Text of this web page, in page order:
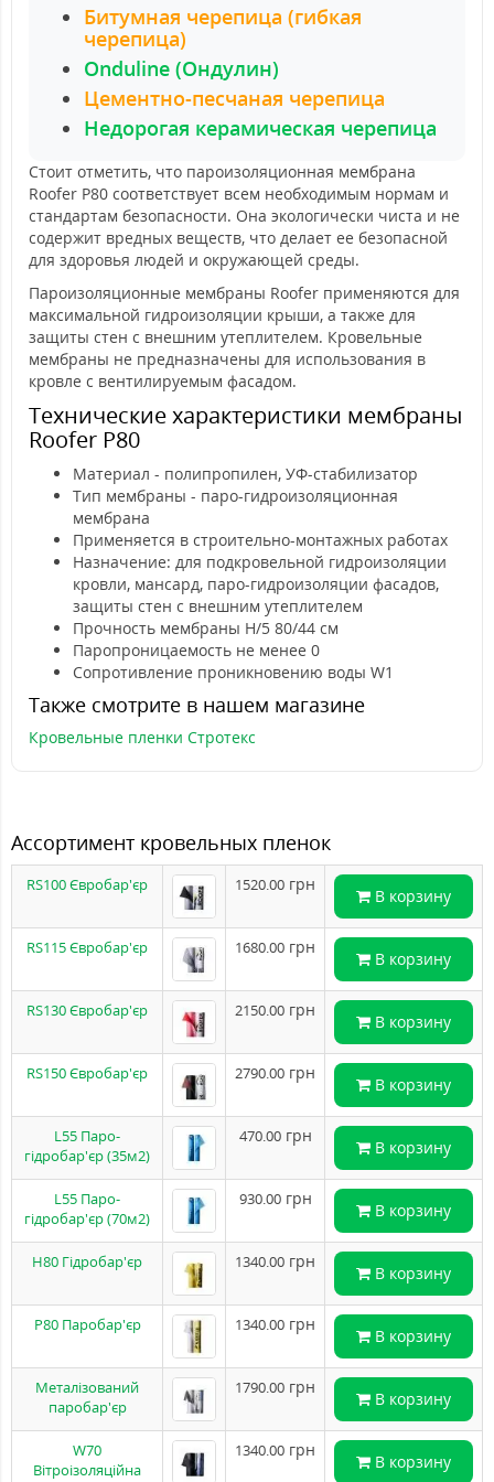
Битумная черепица (гибкая
черепица)
Onduline (Ондулин)
Цементно-песчаная черепица
Недорогая керамическая черепица
Стоит отметить, что пароизоляционная мембрана
Roofer P80 соответствует всем необходимым нормам и
стандартам безопасности. Она экологически чиста и не
содержит вредных веществ, что делает ее безопасной
для здоровья людей и окружающей среды.
Пароизоляционные мембраны Roofer применяются для
максимальной гидроизоляции крыши, а также для
защиты стен с внешним утеплителем. Кровельные
мембраны не предназначены для использования в
кровле с вентилируемым фасадом.
Технические характеристики мембраны
Roofer P80
Материал - полипропилен, УФ-стабилизатор
Тип мембраны - паро-гидроизоляционная
мембрана
Применяется в строительно-монтажных работах
Назначение: для подкровельной гидроизоляции
кровли, мансард, паро-гидроизоляции фасадов,
защиты стен с внешним утеплителем
Прочность мембраны Н/5 80/44 см
Паропроницаемость не менее 0
Сопротивление проникновению воды W1
Также смотрите в нашем магазине
Кровельные пленки Стротекс
Ассортимент кровельных пленок
RS100 Євробар'єр 1520.00 грн
В корзину
RS115 Євробар'єр 1680.00 грн
В корзину
RS130 Євробар'єр 2150.00 грн
В корзину
RS150 Євробар'єр 2790.00 грн
В корзину
L55 Паро-
гідробар'єр (35м2)
470.00грн
В корзину
L55 Паро-
гідробар'єр (70м2)
930.00грн
В корзину
H80 Гідробар'єр 1340.00 грн
В корзину
P80 Паробар'єр 1340.00 грн
В корзину
Металізований
паробар'єр
1790.00 грн
В корзину
W70
Вітроізоляційна
1340.00 грн
В корзину